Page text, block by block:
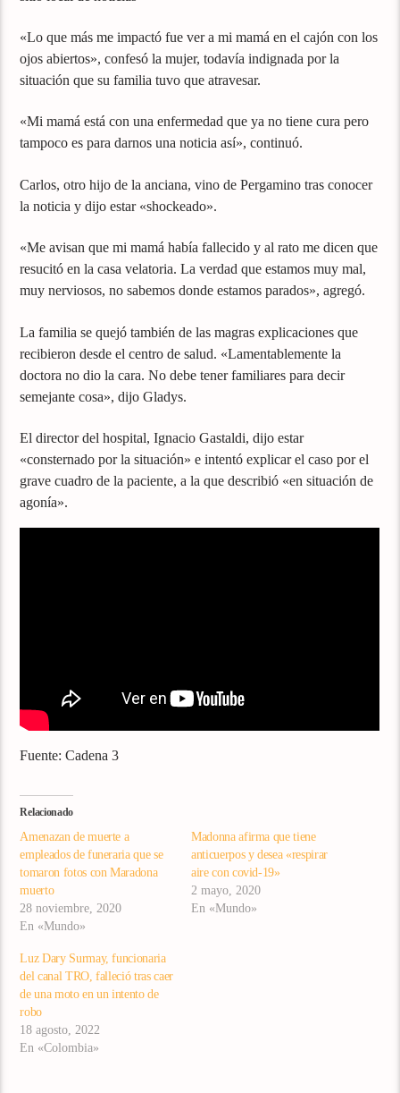
«Lo que más me impactó fue ver a mi mamá en el cajón con los
ojos abiertos», confesó la mujer, todavía indignada por la
situación que su familia tuvo que atravesar.
«Mi mamá está con una enfermedad que ya no tiene cura pero
tampoco es para darnos una noticia así», continuó.
Carlos, otro hijo de la anciana, vino de Pergamino tras conocer
la noticia y dijo estar «shockeado».
«Me avisan que mi mamá había fallecido y al rato me dicen que
resucitó en la casa velatoria. La verdad que estamos muy mal,
muy nerviosos, no sabemos donde estamos parados», agregó.
La familia se quejó también de las magras explicaciones que
recibieron desde el centro de salud. «Lamentablemente la
doctora no dio la cara. No debe tener familiares para decir
semejante cosa», dijo Gladys.
El director del hospital, Ignacio Gastaldi, dijo estar
«consternado por la situación» e intentó explicar el caso por el
grave cuadro de la paciente, a la que describió «en situación de
agonía».
Fuente: Cadena 3
Relacionado
Amenazan de muerte a
empleados de funeraria que se
tomaron fotos con Maradona
muerto
28 noviembre, 2020
En «Mundo»
Madonna afirma que tiene
anticuerpos y desea «respirar
aire con covid-19»
2 mayo, 2020
En «Mundo»
Luz Dary Surmay, funcionaria
del canal TRO, falleció tras caer
de una moto en un intento de
robo
18 agosto, 2022
En «Colombia»